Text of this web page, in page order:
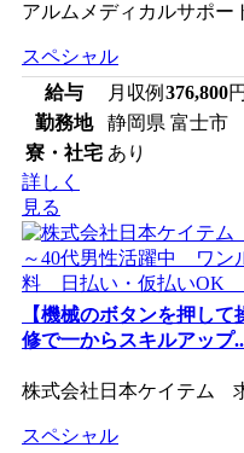
アルムメディカルサポ
スペシャル
給与
月収例 376,800円
勤務地
静岡県 富士市
寮・社宅 あり
詳しく
見る
【機械のボタンを押し
修で一からスキルアップ
株式会社日本ケイテム
スペシャル